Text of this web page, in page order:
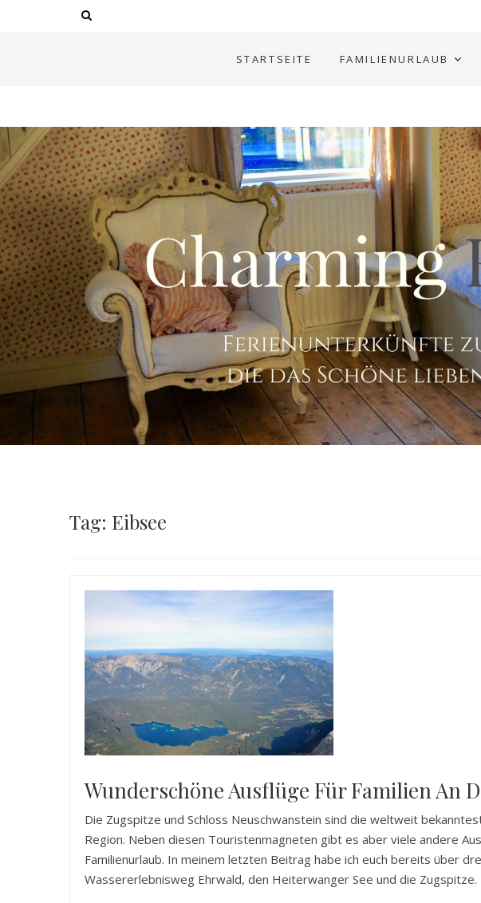
STARTSEITE FAMILIENURLAUB
Tag: Eibsee
Wunderschöne Ausflüge Für Familien An
Die Zugspitze und Schloss Neuschwanstein sind die weltweit
Region. Neben diesen Touristenmagneten gibt es aber viele andere
Familienurlaub. In meinem letzten Beitrag habe ich euch bereits über
Wassererlebnisweg Ehrwald, den Heiterwanger See und die